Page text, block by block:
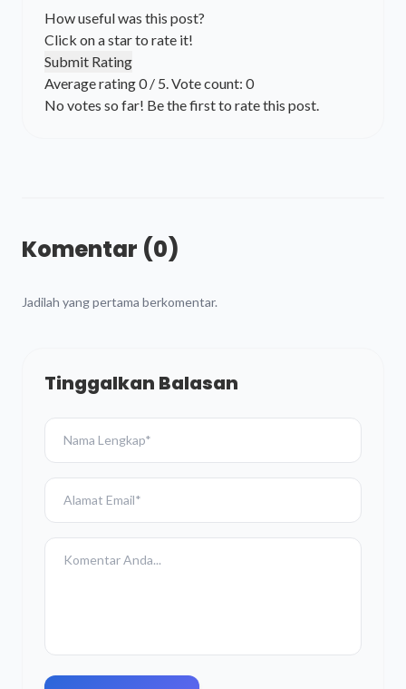
How useful was this post?
Click on a star to rate it!
Submit Rating
Average rating0/ 5. Vote count: 0
No votes so far! Be the first to rate this post.
Komentar (0)
Jadilah yang pertama berkomentar.
Tinggalkan Balasan